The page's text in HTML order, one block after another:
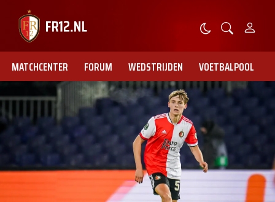
MATCHCENTER FORUM WEDSTRIJDEN VOETBALPOOL